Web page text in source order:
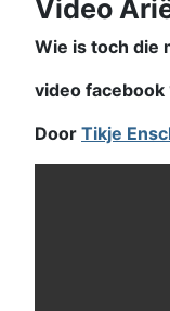
Video
Wie is toch die
video facebook
Door Tikje